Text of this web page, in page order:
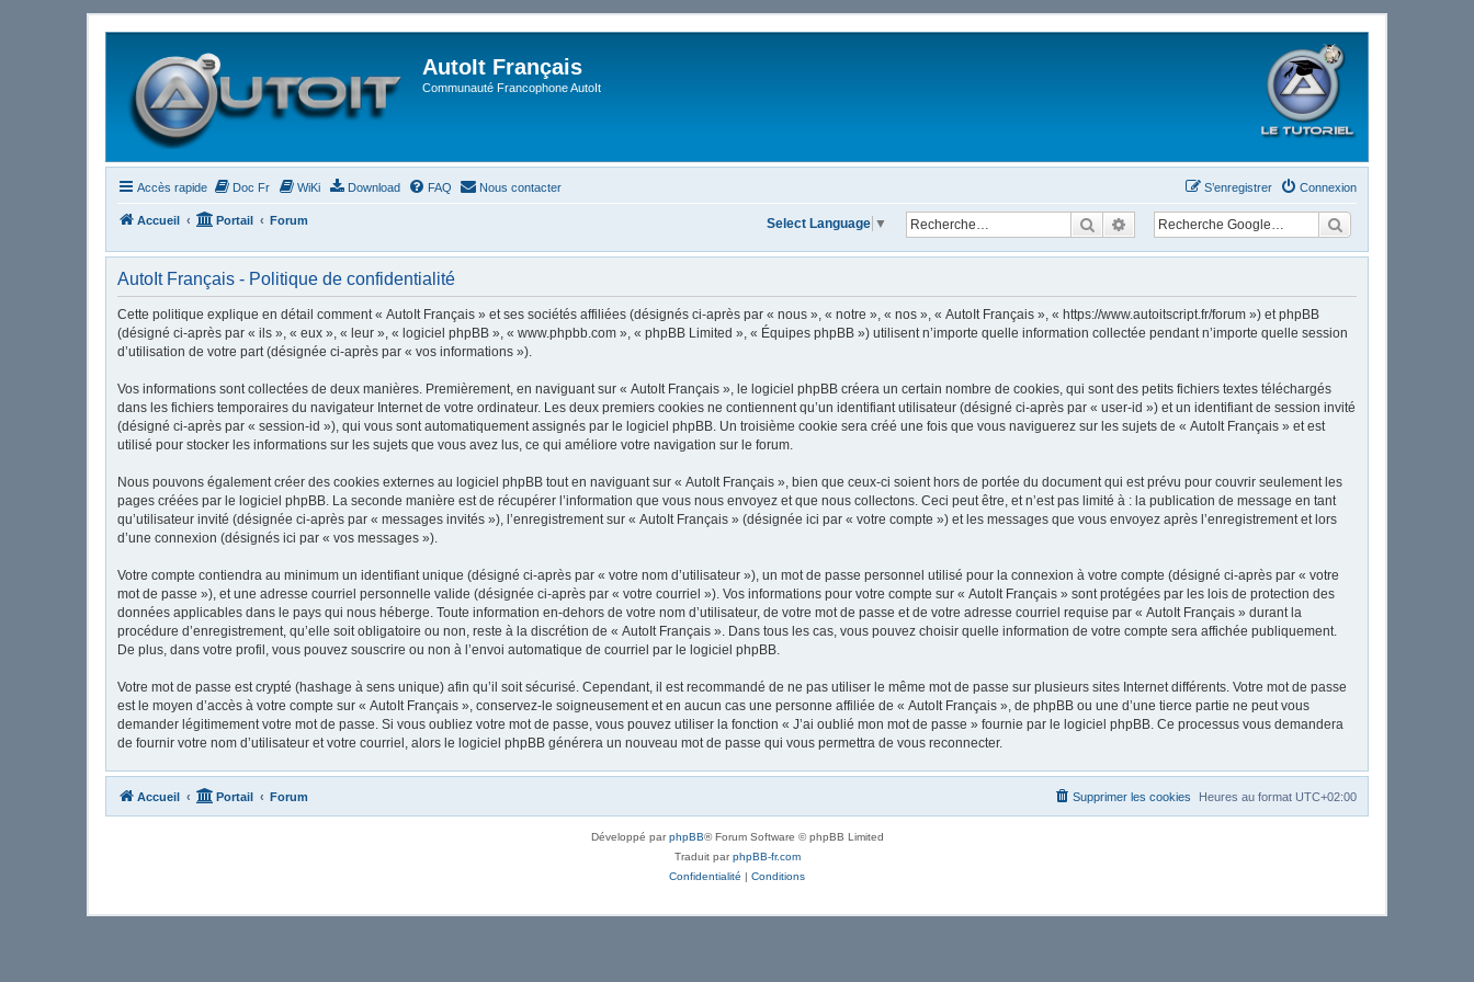
AutoIt Français
Communauté Francophone AutoIt
Accès rapide Doc Fr WiKi Download FAQ Nous contacter Connexion
S’enregistrer
Accueil Portail Forum RechercherRecherche avancée
Select Language ▼
AutoIt Français - Politique de confidentialité
Cette politique explique en détail comment « AutoIt Français » et ses sociétés affiliées (désignés ci-après par « nous », « notre », « nos », « AutoIt Français », « https://www.autoitscript.fr/forum ») et phpBB
(désigné ci-après par « ils », « eux », « leur », « logiciel phpBB », « www.phpbb.com », « phpBB Limited », « Équipes phpBB ») utilisent n’importe quelle information collectée pendant n’importe quelle session
d’utilisation de votre part (désignée ci-après par « vos informations »).
Vos informations sont collectées de deux manières. Premièrement, en naviguant sur « AutoIt Français », le logiciel phpBB créera un certain nombre de cookies, qui sont des petits fichiers textes téléchargés
dans les fichiers temporaires du navigateur Internet de votre ordinateur. Les deux premiers cookies ne contiennent qu’un identifiant utilisateur (désigné ci-après par « user-id ») et un identifiant de session invité
(désigné ci-après par « session-id »), qui vous sont automatiquement assignés par le logiciel phpBB. Un troisième cookie sera créé une fois que vous naviguerez sur les sujets de « AutoIt Français » et est
utilisé pour stocker les informations sur les sujets que vous avez lus, ce qui améliore votre navigation sur le forum.
Nous pouvons également créer des cookies externes au logiciel phpBB tout en naviguant sur « AutoIt Français », bien que ceux-ci soient hors de portée du document qui est prévu pour couvrir seulement les
pages créées par le logiciel phpBB. La seconde manière est de récupérer l’information que vous nous envoyez et que nous collectons. Ceci peut être, et n’est pas limité à : la publication de message en tant
qu’utilisateur invité (désignée ci-après par « messages invités »), l’enregistrement sur « AutoIt Français » (désignée ici par « votre compte ») et les messages que vous envoyez après l’enregistrement et lors
d’une connexion (désignés ici par « vos messages »).
Votre compte contiendra au minimum un identifiant unique (désigné ci-après par « votre nom d’utilisateur »), un mot de passe personnel utilisé pour la connexion à votre compte (désigné ci-après par « votre
mot de passe »), et une adresse courriel personnelle valide (désignée ci-après par « votre courriel »). Vos informations pour votre compte sur « AutoIt Français » sont protégées par les lois de protection des
données applicables dans le pays qui nous héberge. Toute information en-dehors de votre nom d’utilisateur, de votre mot de passe et de votre adresse courriel requise par « AutoIt Français » durant la
procédure d’enregistrement, qu’elle soit obligatoire ou non, reste à la discrétion de « AutoIt Français ». Dans tous les cas, vous pouvez choisir quelle information de votre compte sera affichée publiquement.
De plus, dans votre profil, vous pouvez souscrire ou non à l’envoi automatique de courriel par le logiciel phpBB.
Votre mot de passe est crypté (hashage à sens unique) afin qu’il soit sécurisé. Cependant, il est recommandé de ne pas utiliser le même mot de passe sur plusieurs sites Internet différents. Votre mot de passe
est le moyen d’accès à votre compte sur « AutoIt Français », conservez-le soigneusement et en aucun cas une personne affiliée de « AutoIt Français », de phpBB ou une d’une tierce partie ne peut vous
demander légitimement votre mot de passe. Si vous oubliez votre mot de passe, vous pouvez utiliser la fonction « J’ai oublié mon mot de passe » fournie par le logiciel phpBB. Ce processus vous demandera
de fournir votre nom d’utilisateur et votre courriel, alors le logiciel phpBB générera un nouveau mot de passe qui vous permettra de vous reconnecter.
Accueil Portail Forum Heures au format UTC+02:00
Supprimer les cookies
Développé parphpBB® Forum Software © phpBB Limited
Traduit parphpBB-fr.com
Confidentialité | Conditions